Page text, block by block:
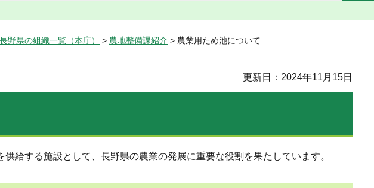
長野県の組織一覧（本庁） > 農地整備課紹介 > 農業用ため池について
更新日：2024年11月15日
給する施設として、長野県の農業の発展に重要な役割を果たしています。